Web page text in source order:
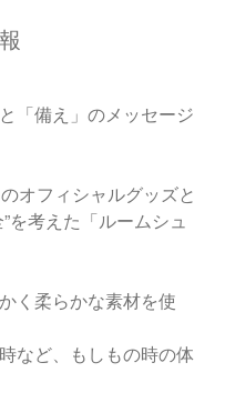
「備え」のメッセージ
オフィシャルグッズと
を考えた「ルームシュ
く柔らかな素材を使
など、もしもの時の体